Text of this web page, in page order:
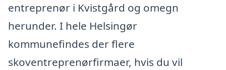
entreprenør i Kvistgård og omegn
herunder. I hele Helsingør
kommunefindes der flere
skoventreprenørfirmaer, hvis du vil